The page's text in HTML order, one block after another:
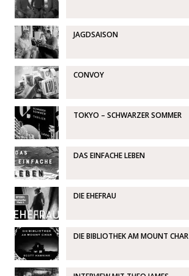
JAGDSAISON
CONVOY
TOKYO – SCHWARZER SOMMER
DAS EINFACHE LEBEN
DIE EHEFRAU
DIE BIBLIOTHEK AM MOUNT CHAR